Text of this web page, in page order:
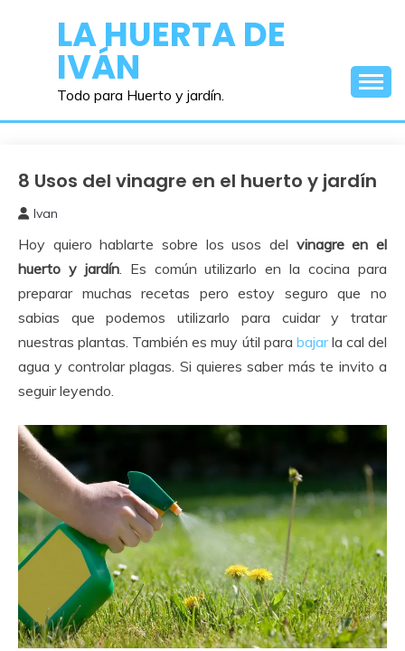
contenidoLA HUERTA DE
IVÁN
Todo para Huerto y jardín.
Cuidados
Huerto
8 Usos del vinagre en el huerto y jardín
agosto,
2017
Ivan
Hoy quiero hablarte sobre los usos del vinagre en el
huerto y jardín. Es común utilizarlo en la cocina para
preparar muchas recetas pero estoy seguro que no
sabias que podemos utilizarlo para cuidar y tratar
nuestras plantas. También es muy útil para bajarla cal del
agua y controlar plagas. Si quieres saber más te invito a
seguir leyendo.